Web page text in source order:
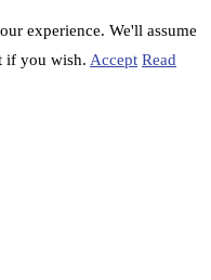
experience. We'll assume
if you wish. Accept Read